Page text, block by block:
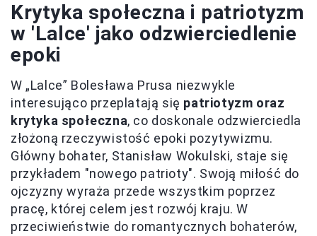
Krytyka społeczna i patriotyzm
w 'Lalce' jako odzwierciedlenie
epoki
W „Lalce” Bolesława Prusa niezwykle
interesująco przeplatają się patriotyzm oraz
krytyka społeczna, co doskonale odzwierciedla
złożoną rzeczywistość epoki pozytywizmu.
Główny bohater, Stanisław Wokulski, staje się
przykładem "nowego patrioty". Swoją miłość do
ojczyzny wyraża przede wszystkim poprzez
pracę, której celem jest rozwój kraju. W
przeciwieństwie do romantycznych bohaterów,